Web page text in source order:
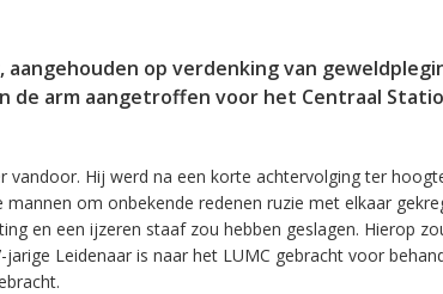
op verdenking van
de arm aangetroffen voor het Centraal
Hij werd na een korte achtervolging ter
om onbekende redenen ruzie met elkaar
en een ijzeren staaf zou hebben geslagen. Hierop
Leidenaar is naar het LUMC gebracht voor